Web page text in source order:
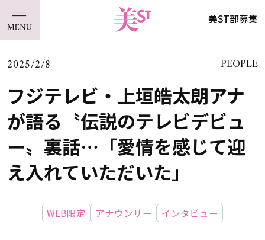
美ST部募集
2025/2/8 PEOPLE
フジテレビ・上垣皓太朗アナ
が語る〝伝説のテレビデビュ
ー〟裏話…「愛情を感じて迎
え入れていただいた」
WEB限定 アナウンサー インタビュー